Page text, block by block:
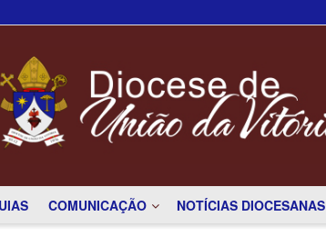
COMUNICAÇÃO NOTÍCIAS DIOCESANAS